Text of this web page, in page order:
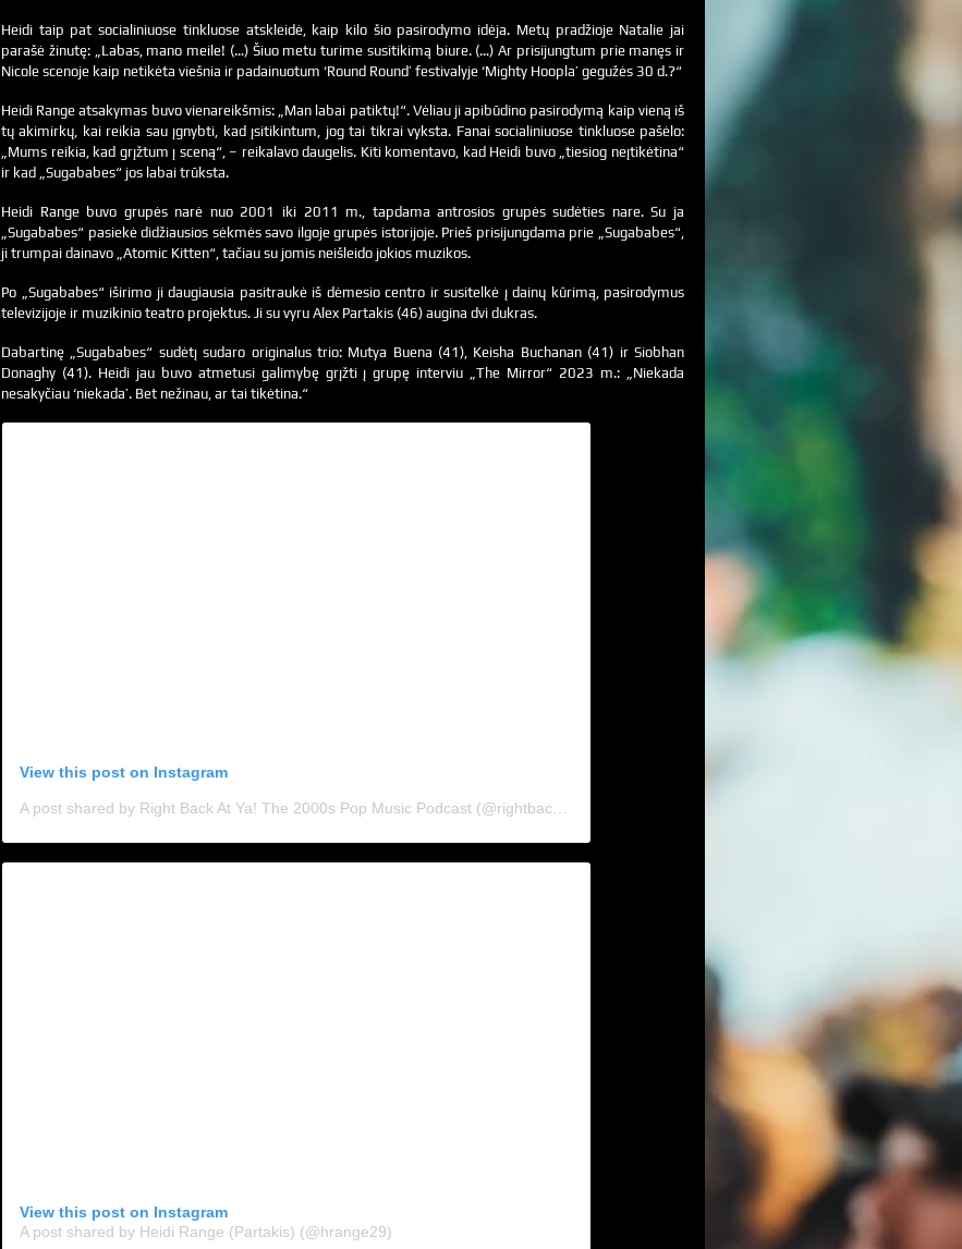
Heidi taip pat socialiniuose tinkluose atskleidė, kaip kilo šio pasirodymo idėja. Metų pradžioje Natalie jai
parašė žinutę: „Labas, mano meile! (…) Šiuo metu turime susitikimą biure. (…) Ar prisijungtum prie manęs ir
Nicole scenoje kaip netikėta viešnia ir padainuotum ‘Round Round’ festivalyje ‘Mighty Hoopla’ gegužės 30 d.?“
Heidi Range atsakymas buvo vienareikšmis: „Man labai patiktų!“. Vėliau ji apibūdino pasirodymą kaip vieną iš
tų akimirkų, kai reikia sau įgnybti, kad įsitikintum, jog tai tikrai vyksta. Fanai socialiniuose tinkluose pašėlo:
„Mums reikia, kad grįžtum į sceną“, – reikalavo daugelis. Kiti komentavo, kad Heidi buvo „tiesiog neįtikėtina“
ir kad „Sugababes“ jos labai trūksta.
Heidi Range buvo grupės narė nuo 2001 iki 2011 m., tapdama antrosios grupės sudėties nare. Su ja
„Sugababes“ pasiekė didžiausios sėkmės savo ilgoje grupės istorijoje. Prieš prisijungdama prie „Sugababes“,
ji trumpai dainavo „Atomic Kitten“, tačiau su jomis neišleido jokios muzikos.
Po „Sugababes“ iširimo ji daugiausia pasitraukė iš dėmesio centro ir susitelkė į dainų kūrimą, pasirodymus
televizijoje ir muzikinio teatro projektus. Ji su vyru Alex Partakis (46) augina dvi dukras.
Dabartinę „Sugababes“ sudėtį sudaro originalus trio: Mutya Buena (41), Keisha Buchanan (41) ir Siobhan
Donaghy (41). Heidi jau buvo atmetusi galimybę grįžti į grupę interviu „The Mirror“ 2023 m.: „Niekada
nesakyčiau ‘niekada’. Bet nežinau, ar tai tikėtina.“
View this post on Instagram
View this post on Instagram
A post shared by Heidi Range (Partakis) (@hrange29)